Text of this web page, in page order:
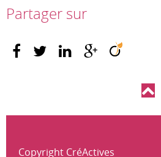
Partager sur
Copyright CréActives